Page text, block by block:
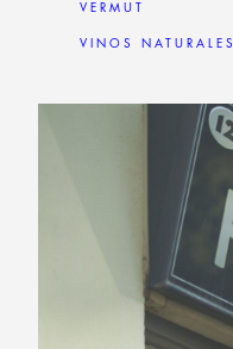
VERMUT
VINOS NATURALES